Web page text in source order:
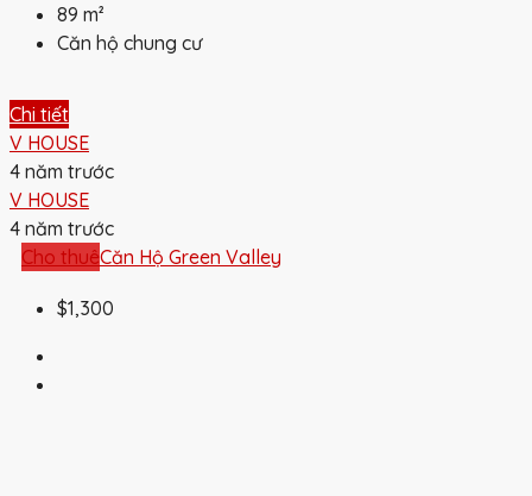
89 m²
Căn hộ chung cư
Chi tiết
V HOUSE
4 năm trước
V HOUSE
4 năm trước
Cho thuêCăn Hộ Green Valley
$1,300